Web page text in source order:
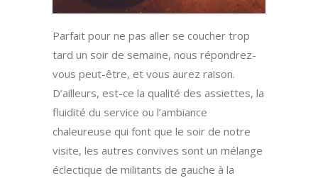
Parfait pour ne pas aller se coucher trop
tard un soir de semaine, nous répondrez-
vous peut-être, et vous aurez raison.
D’ailleurs, est-ce la qualité des assiettes, la
fluidité du service ou l’ambiance
chaleureuse qui font que le soir de notre
visite, les autres convives sont un mélange
éclectique de militants de gauche à la